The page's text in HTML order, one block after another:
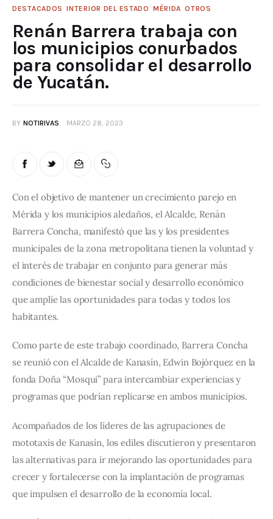
DESTACADOS INTERIOR DEL ESTADO MÉRIDA OTROS
Renán Barrera trabaja con
los municipios conurbados
para consolidar el desarrollo
de Yucatán.
BY NOTIRIVAS MARZO 28, 2023
Con el objetivo de mantener un crecimiento parejo en
Mérida y los municipios aledaños, el Alcalde, Renán
Barrera Concha, manifestó que las y los presidentes
municipales de la zona metropolitana tienen la voluntad y
el interés de trabajar en conjunto para generar más
condiciones de bienestar social y desarrollo económico
que amplíe las oportunidades para todas y todos los
habitantes.
Como parte de este trabajo coordinado, Barrera Concha
se reunió con el Alcalde de Kanasín, Edwin Bojórquez en la
fonda Doña “Mosqui” para intercambiar experiencias y
programas que podrían replicarse en ambos municipios.
Acompañados de los líderes de las agrupaciones de
mototaxis de Kanasín, los ediles discutieron y presentaron
las alternativas para ir mejorando las oportunidades para
crecer y fortalecerse con la implantación de programas
que impulsen el desarrollo de la economía local.